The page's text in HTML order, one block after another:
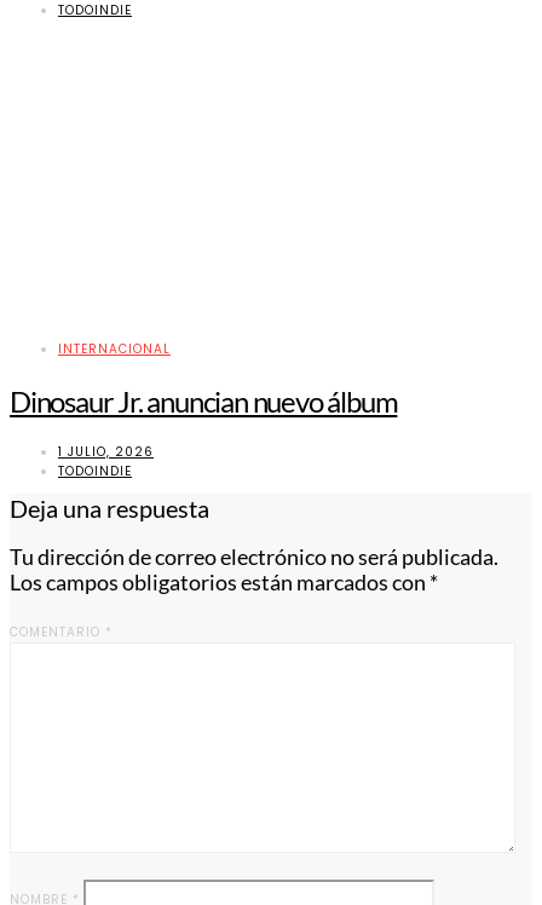
TODOINDIE
INTERNACIONAL
Dinosaur Jr. anuncian nuevo álbum
1 JULIO, 2026
TODOINDIE
Deja una respuesta
Tu dirección de correo electrónico no será publicada.
Los campos obligatorios están marcados con *
COMENTARIO *
NOMBRE *